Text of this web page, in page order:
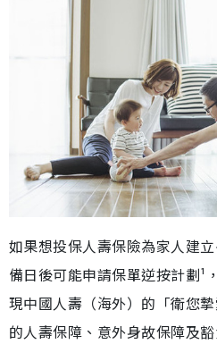
如果想投保人壽保險為家人建
備日後可能申請保單逆按計劃¹
現中國人壽（海外）的「衛您
的人壽保障、意外身故保障及